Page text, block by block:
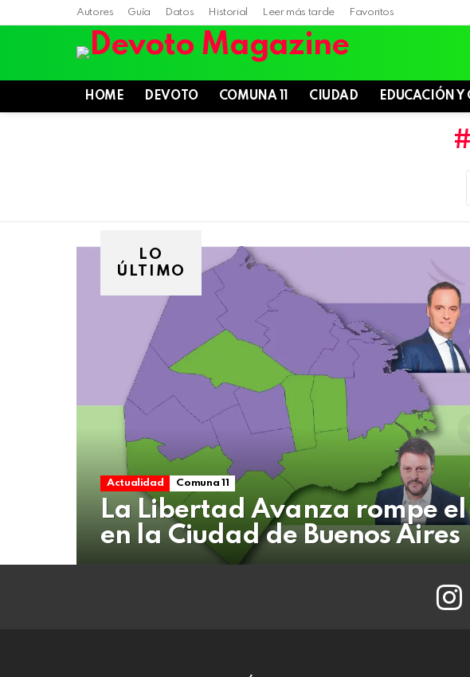
Autores Guía Datos Historial Leer más tarde Favoritos
HOME DEVOTO COMUNA 11 CIUDAD EDUCACIÓN Y
LO
ÚLTIMO
Actualidad Comuna 11
La Libertad Avanza rompe el
en la Ciudad de Buenos Aires
Villa
de
agosto
de
2026